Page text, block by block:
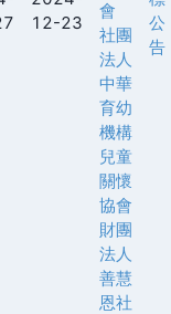
12-23
會
社團
法人
中華
育幼
機構
兒童
關懷
協會
財團
法人
善慧
恩社
公
告